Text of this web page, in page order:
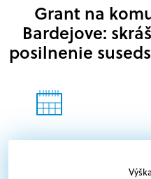
Grant na
Bardejove:
posilnenie